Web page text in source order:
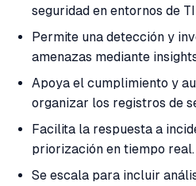
seguridad en entornos de
Permite una detección y
amenazas mediante
Apoya el cumplimiento y
organizar los registros de
Facilita la respuesta a
priorización en tiempo real.
Se escala para incluir